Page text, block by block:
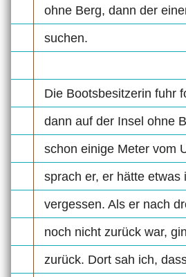
ohne Berg, dann der
suchen.
Die Bootsbesitzerin fuhr
dann auf der Insel ohne
schon einige Meter vom
sprach er, er hätte etwas
vergessen. Als er nach
noch nicht zurück war,
zurück. Dort sah ich,